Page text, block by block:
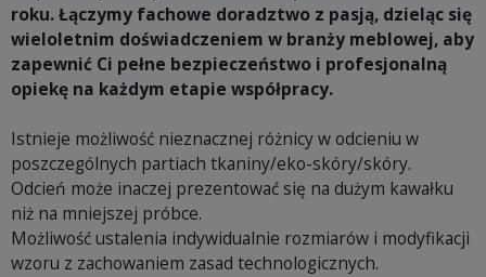
roku. Łączymy fachowe doradztwo z pasją, dzieląc się
wieloletnim doświadczeniem w branży meblowej, aby
zapewnić Ci pełne bezpieczeństwo i profesjonalną
opiekę na każdym etapie współpracy.
Istnieje możliwość nieznacznej różnicy w odcieniu w
poszczególnych partiach tkaniny/eko-skóry/skóry.
Odcień może inaczej prezentować się na dużym kawałku
niż na mniejszej próbce.
Możliwość ustalenia indywidualnie rozmiarów i modyfikacji
wzoru z zachowaniem zasad technologicznych.